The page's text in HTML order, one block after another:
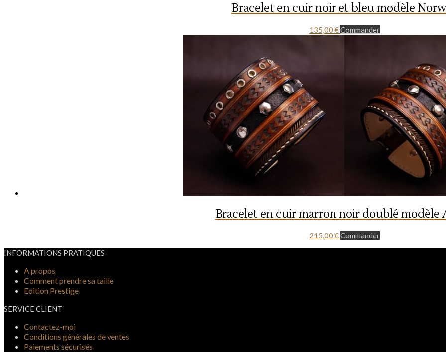
Bracelet en cuir noir et bleu modèle
135,00 €Commander
Bracelet en cuir marron noir doublé modèle
215,00 €Commander
INFORMATIONS PRATIQUES
A propos
Comment prendre sa taille
Edition Prestige
SERVICE CLIENT
Contactez-moi
Conditions générales de ventes
Paiements sécurisés